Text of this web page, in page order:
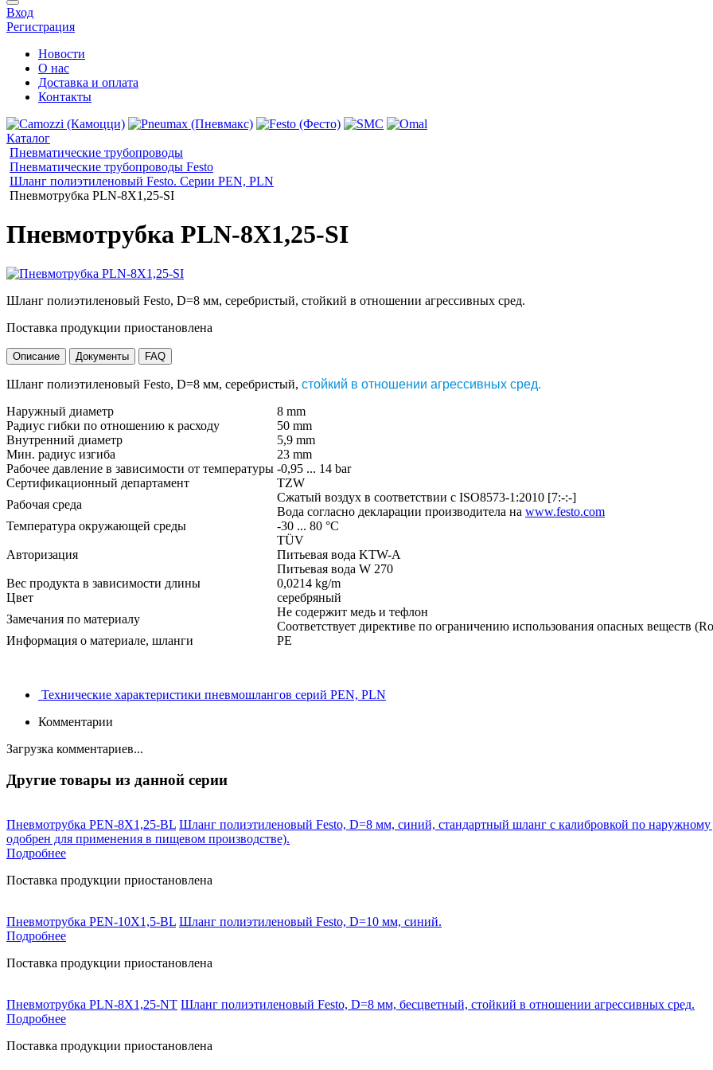
Вход
Регистрация
Новости
О нас
Доставка и оплата
Контакты
Каталог
Пневматические трубопроводы
Пневматические трубопроводы Festo
Шланг полиэтиленовый Festo. Серии PEN, PLN
Пневмотрубка PLN-8X1,25-SI
Пневмотрубка PLN-8X1,25-SI
Шланг полиэтиленовый Festo, D=8 мм, серебристый, стойкий в отношении агрессивных сред.
Поставка продукции приостановлена
Описание Документы FAQ
Шланг полиэтиленовый Festo, D=8 мм, серебристый, стойкий в отношении агрессивных сред.
Наружный диаметр
8 mm
Радиус гибки по отношению к расходу
50 mm
Внутренний диаметр
5,9 mm
Мин. радиус изгиба
23 mm
Рабочее давление в зависимости от температуры -0,95 ... 14 bar
Сертификационный департамент
TZW
Рабочая среда
Сжатый воздух в соответствии с ISO8573-1:2010 [7:-:-]
Вода согласно декларации производитела на www.festo.com
Температура окружающей среды
-30 ... 80 °C
Авторизация
TÜV
Питьевая вода KTW-A
Питьевая вода W 270
Вес продукта в зависимости длины
0,0214 kg/m
Цвет
серебряный
Замечания по материалу
Не содержит медь и тефлон
Соответствует директиве по ограничению использования опасных веществ
Информация о материале, шланги
PE
Технические характеристики пневмошлангов серий PEN, PLN
Комментарии
Загрузка комментариев...
Другие товары из данной серии
Пневмотрубка PEN-8X1,25-BL Шланг полиэтиленовый Festo, D=8 мм, синий, стандартный шланг с калибровкой по
одобрен для применения в пищевом производстве).
Подробнее
Поставка продукции приостановлена
Пневмотрубка PEN-10X1,5-BL Шланг полиэтиленовый Festo, D=10 мм, синий.
Подробнее
Поставка продукции приостановлена
Пневмотрубка PLN-8X1,25-NT Шланг полиэтиленовый Festo, D=8 мм, бесцветный, стойкий в отношении агрессивных сред.
Подробнее
Поставка продукции приостановлена